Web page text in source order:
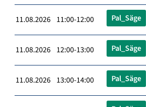
11.08.2026 11:00-12:00 Pal_Säge
11.08.2026 12:00-13:00 Pal_Säge
11.08.2026 13:00-14:00 Pal_Säge